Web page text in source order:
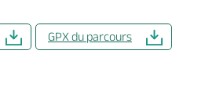
GPX du parcours